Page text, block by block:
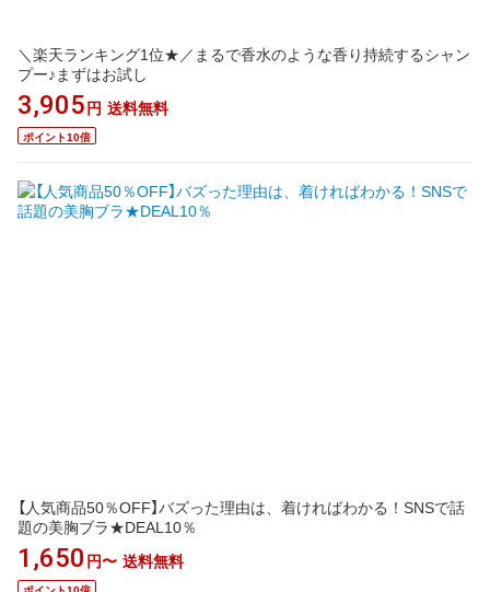
＼楽天ランキング1位★／まるで香水のような香り持続するシャン
プー♪まずはお試し
3,905 円 送料無料
ポイント10倍
【人気商品50％OFF】バズった理由は、着ければわかる！SNSで話
題の美胸ブラ★DEAL10％
1,650 円〜 送料無料